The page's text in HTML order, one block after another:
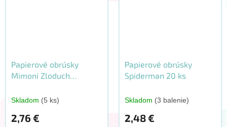
Papierové obrúsky
Mimoni Zloduch
Skladom (5 ks)
2,76 €
Papierové obrúsky
Spiderman 20 ks
Skladom (3 balenie)
2,48 €